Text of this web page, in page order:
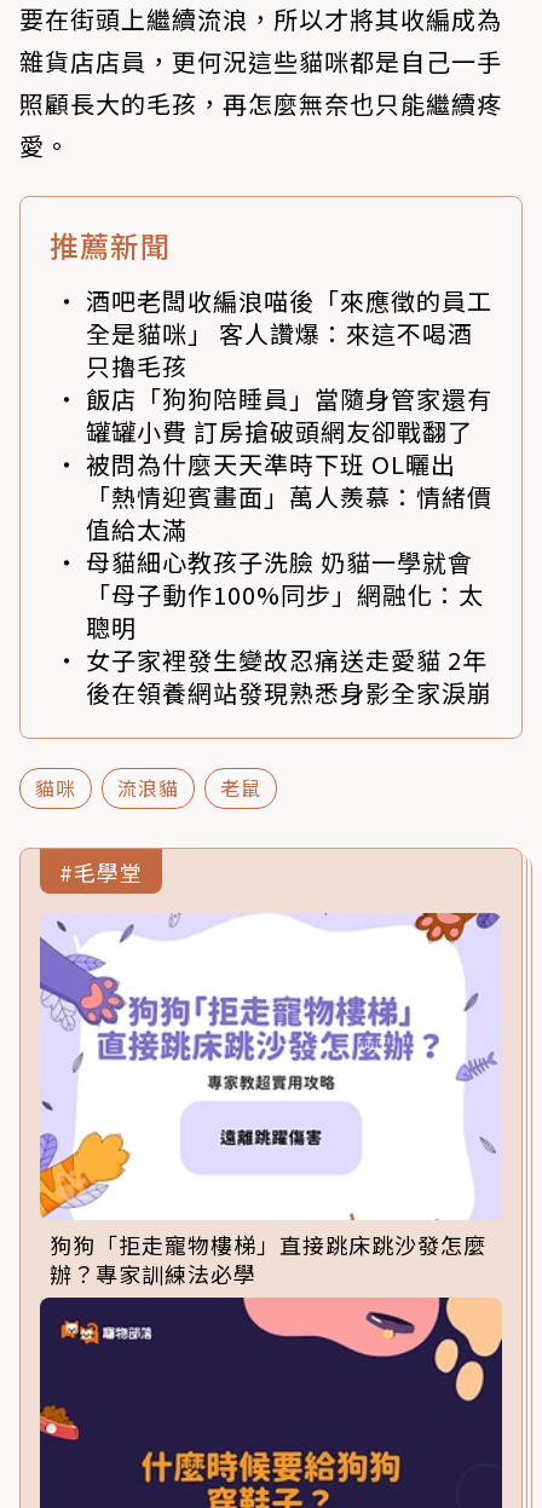
要在街頭上繼續流浪，所以才將其收編成為
雜貨店店員，更何況這些貓咪都是自己一手
照顧長大的毛孩，再怎麼無奈也只能繼續疼
愛。
推薦新聞
酒吧老闆收編浪喵後「來應徵的員工
全是貓咪」 客人讚爆：來這不喝酒
只擼毛孩
飯店「狗狗陪睡員」當隨身管家還有
罐罐小費 訂房搶破頭網友卻戰翻了
被問為什麼天天準時下班 OL曬出
「熱情迎賓畫面」萬人羨慕：情緒價
值給太滿
母貓細心教孩子洗臉 奶貓一學就會
「母子動作100%同步」網融化：太
聰明
女子家裡發生變故忍痛送走愛貓 2年
後在領養網站發現熟悉身影全家淚崩
貓咪 流浪貓 老鼠
#毛學堂
狗狗「拒走寵物樓梯」直接跳床跳沙發怎麼
辦？專家訓練法必學